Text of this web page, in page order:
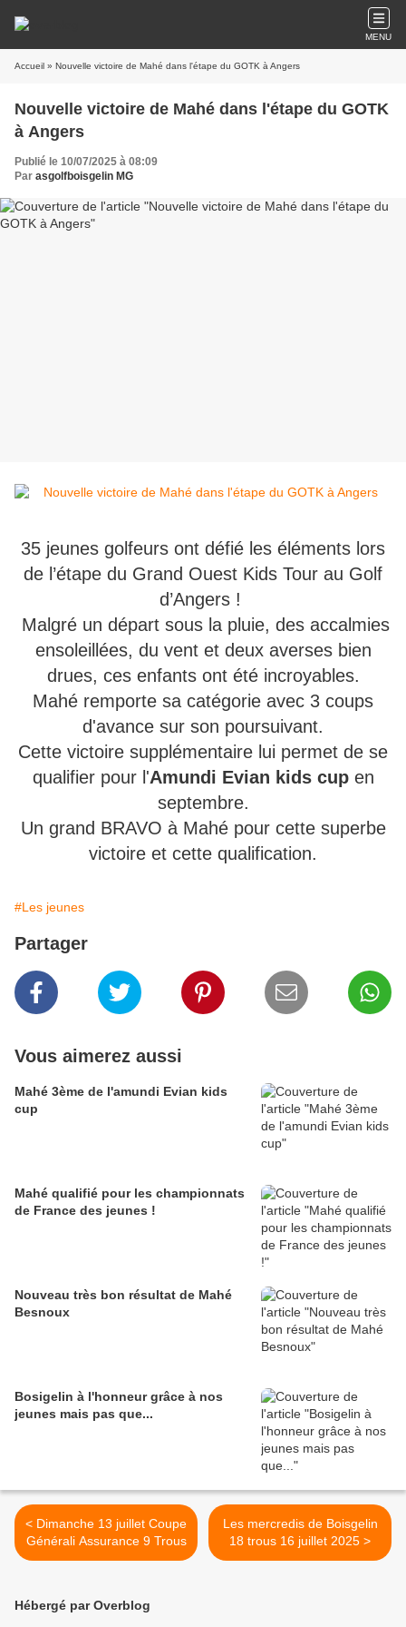
MENU
Accueil » Nouvelle victoire de Mahé dans l'étape du GOTK à Angers
Nouvelle victoire de Mahé dans l'étape du GOTK
à Angers
Publié le 10/07/2025 à 08:09
Par asgolfboisgelin MG
35 jeunes golfeurs ont défié les éléments lors
de l’étape du Grand Ouest Kids Tour au Golf
d’Angers ! ️
Malgré un départ sous la pluie, des accalmies
ensoleillées, du vent et deux averses bien
drues, ces enfants ont été incroyables.
Mahé remporte sa catégorie avec 3 coups
d'avance sur son poursuivant.
Cette victoire supplémentaire lui permet de se
qualifier pour l'Amundi Evian kids cupen
septembre.
Un grand BRAVO à Mahé pour cette superbe
victoire et cette qualification.
#Les jeunes
Partager
Vous aimerez aussi
Mahé 3ème de l'amundi Evian kids
cup
Mahé qualifié pour les championnats
de France des jeunes !
Nouveau très bon résultat de Mahé
Besnoux
Bosigelin à l'honneur grâce à nos
jeunes mais pas que...
< Dimanche 13 juillet Coupe
Générali Assurance 9 Trous
Les mercredis de Boisgelin
18 trous 16 juillet 2025 >
Hébergé par Overblog